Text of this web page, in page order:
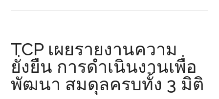
พัฒนา
บรรจุ
ภัณฑ์
รีไซเคิล
100%
TCP เผยรายงานความ
ยั่งยืน การดำเนินงานเพื่อ
พัฒนา สมดุลครบทั้ง 3 มิติ